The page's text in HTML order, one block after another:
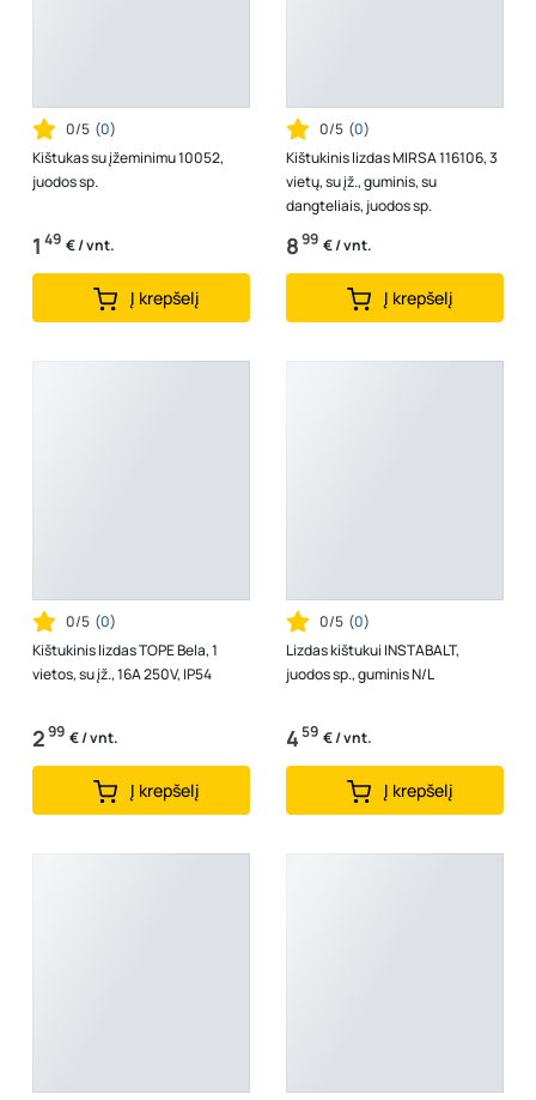
0/5 (0)
Kištukas su įžeminimu 10052,
juodos sp.
1 49 € / vnt.
Į krepšelį
0/5 (0)
Kištukinis lizdas MIRSA 116106, 3
vietų, su įž., guminis, su
dangteliais, juodos sp.
899 € / vnt.
Į krepšelį
0/5 (0)
Kištukinis lizdas TOPE Bela, 1
vietos, su įž., 16A 250V, IP54
299 € / vnt.
Į krepšelį
0/5 (0)
Lizdas kištukui INSTABALT,
juodos sp., guminis N/L
459 € / vnt.
Į krepšelį